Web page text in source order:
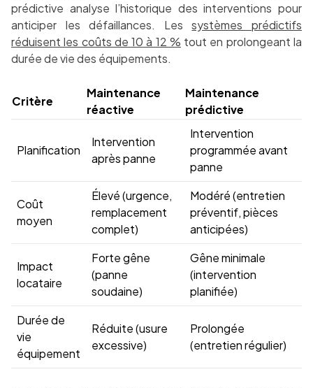
prédictive analyse l’historique des interventions pour
anticiper les défaillances. Lessystèmes prédictifs
réduisent les coûts de 10 à 12 % tout en prolongeant la
durée de vie des équipements.
Critère
Maintenance
réactive
Maintenance
prédictive
Planification
Intervention
après panne
Intervention
programmée avant
panne
Coût
moyen
Élevé (urgence,
remplacement
complet)
Modéré (entretien
préventif, pièces
anticipées)
Impact
locataire
Forte gêne
(panne
soudaine)
Gêne minimale
(intervention
planifiée)
Durée de
vie
équipement
Réduite (usure
excessive)
Prolongée
(entretien régulier)